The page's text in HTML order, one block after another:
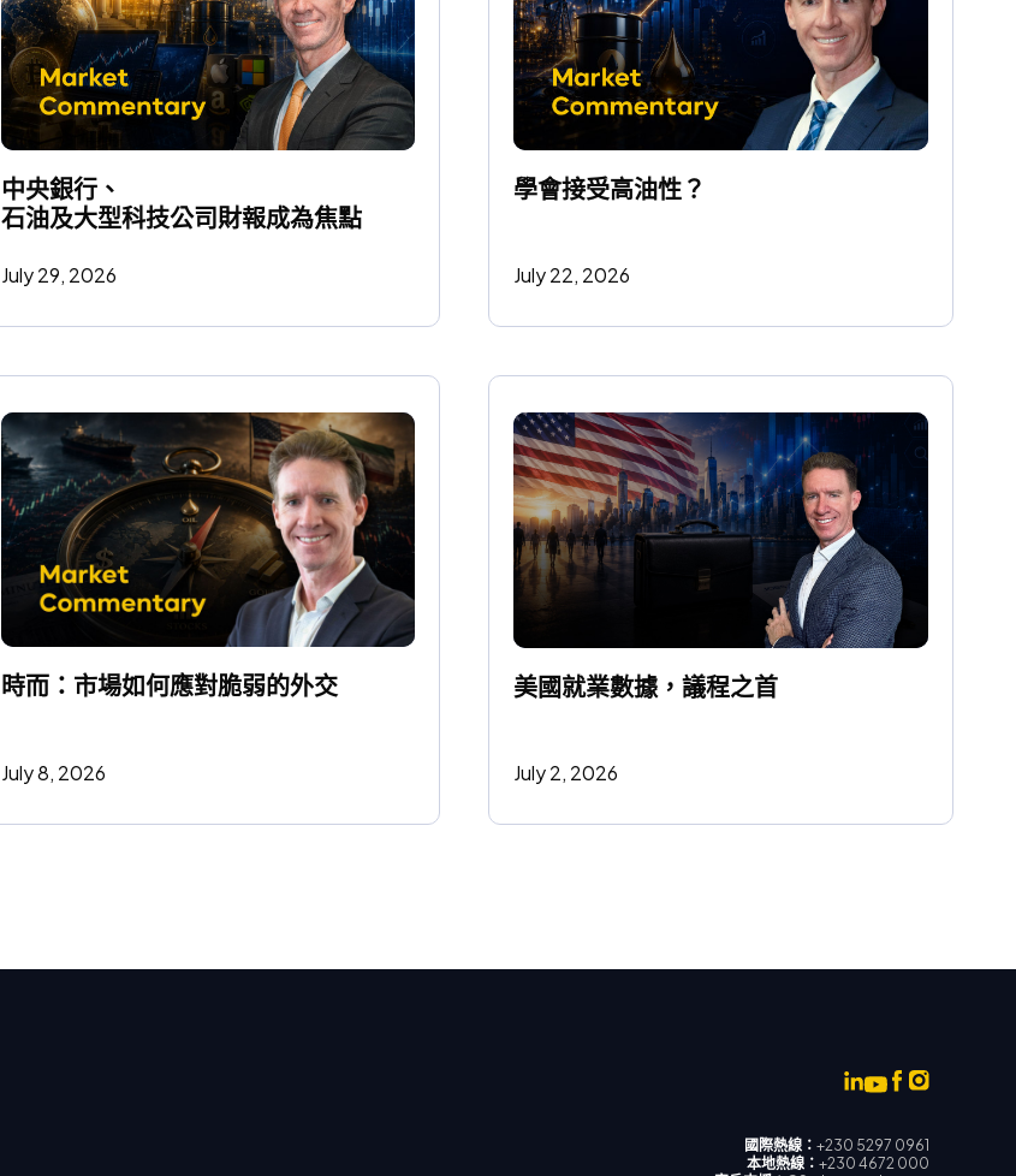
中央銀行、
石油及大型科技公司財報成為焦點
July 29, 2026
學會接受高油性？
July 22, 2026
時而：市場如何應對脆弱的外交
July 8, 2026
美國就業數據，議程之首
July 2, 2026
國際熱線： +230 5297 0961
本地熱線： +230 4672 000